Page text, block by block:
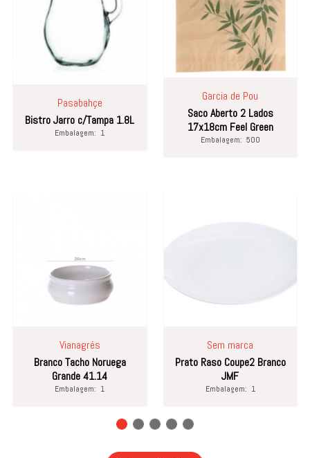
Pasabahçe
Bistro Jarro c/Tampa 1.8L
Embalagem: 1
Garcia de Pou
Saco Aberto 2 Lados
17x18cm Feel Green
Embalagem: 500
Vianagrés
Branco Tacho Noruega
Grande 41.14
Embalagem: 1
Sem marca
Prato Raso Coupe2 Branco
JMF
Embalagem: 1